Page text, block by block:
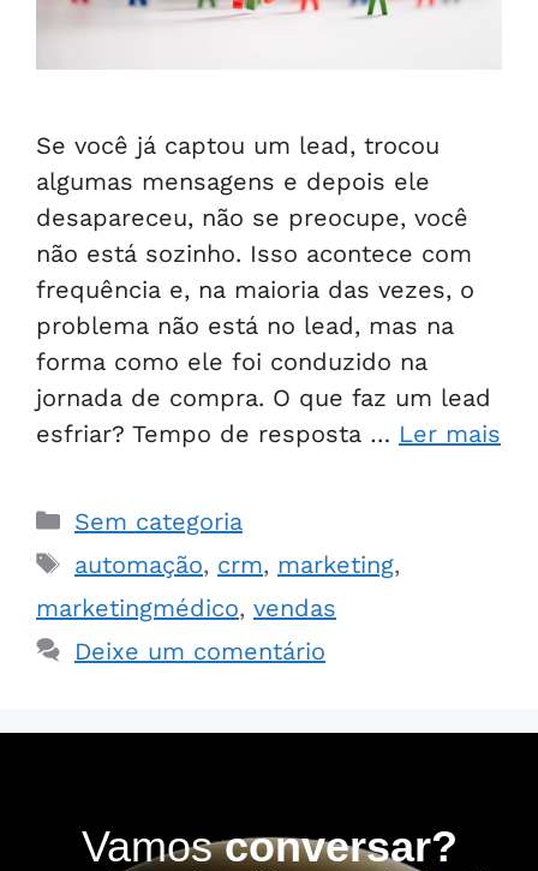
Se você já captou um lead, trocou
algumas mensagens e depois ele
desapareceu, não se preocupe, você
não está sozinho. Isso acontece com
frequência e, na maioria das vezes, o
problema não está no lead, mas na
forma como ele foi conduzido na
jornada de compra. O que faz um lead
esfriar? Tempo de resposta … Ler mais
Sem categoria
automação, crm, marketing,
marketingmédico, vendas
Deixe um comentário
Vamosconversar?